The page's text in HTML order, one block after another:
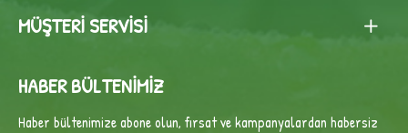
MÜŞTERI SERVISI
HABER BÜLTENIMIZ
Haber bültenimize abone olun, fırsat ve kampanyalardan habersiz